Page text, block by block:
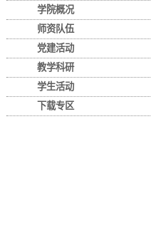
学院概况
师资队伍
党建活动
教学科研
学生活动
下载专区